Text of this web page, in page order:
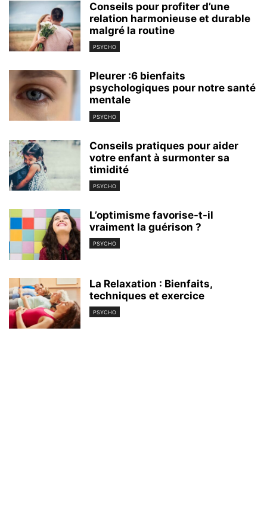
Conseils pour profiter d’une
relation harmonieuse et durable
malgré la routine
PSYCHO
Pleurer :6 bienfaits
psychologiques pour notre santé
mentale
PSYCHO
Conseils pratiques pour aider
votre enfant à surmonter sa
timidité
PSYCHO
L’optimisme favorise-t-il
vraiment la guérison ?
PSYCHO
La Relaxation : Bienfaits,
techniques et exercice
PSYCHO